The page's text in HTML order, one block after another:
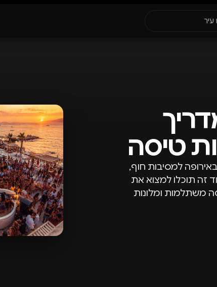
טיסה
למסיבות חוף,
זה תוכלו למצוא את
משתלמות ומלונות